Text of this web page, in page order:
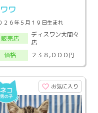
ワ
２６年５月１９日生まれ
販売店
ディスワン大間々
店
価格
２３８,０００円
お気に入り